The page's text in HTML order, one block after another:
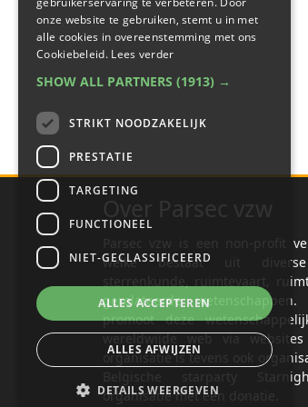
Parsec vzw is een non-profit
welke bestaat uit
sterrenkunde, ruimtevaart,
gerelateerde
promoot deze
wereldwijde web via
organisatie is tevens ook
Belgische starparty
organisatie met een donatie.
onze website te gebruiken, stemt u in met
alle cookies in overeenstemming met ons
Cookiebeleid. Lees verder
SHOW ALL PARTNERS (1913) →
STRIKT NOODZAKELIJK
PRESTATIE
TARGETING
FUNCTIONEEL
NIET-GECLASSIFICEERD
ALLES ACCEPTEREN
ALLES AFWIJZEN
DETAILS WEERGEVEN